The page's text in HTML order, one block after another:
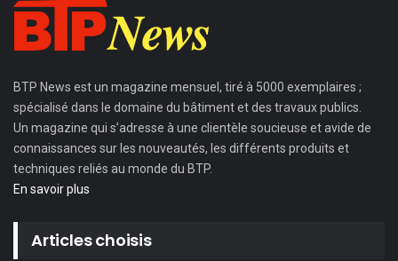
BTP News est un magazine mensuel, tiré à 5000 exemplaires ;
spécialisé dans le domaine du bâtiment et des travaux publics.
Un magazine qui s’adresse à une clientèle soucieuse et avide de
connaissances sur les nouveautés, les différents produits et
techniques reliés au monde du BTP.
En savoir plus
Articles choisis